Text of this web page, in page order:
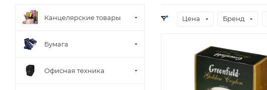
Цена Бренд
Канцелярские товары
Бумага
Офисная техника